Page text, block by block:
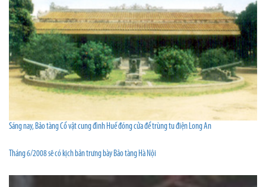
Sáng nay, Bảo tàng Cổ vật cung đình Huế đóng cửa để trùng tu điện Long An
Tháng 6/2008 sẽ có kịch bản trưng bày Bảo tàng Hà Nội